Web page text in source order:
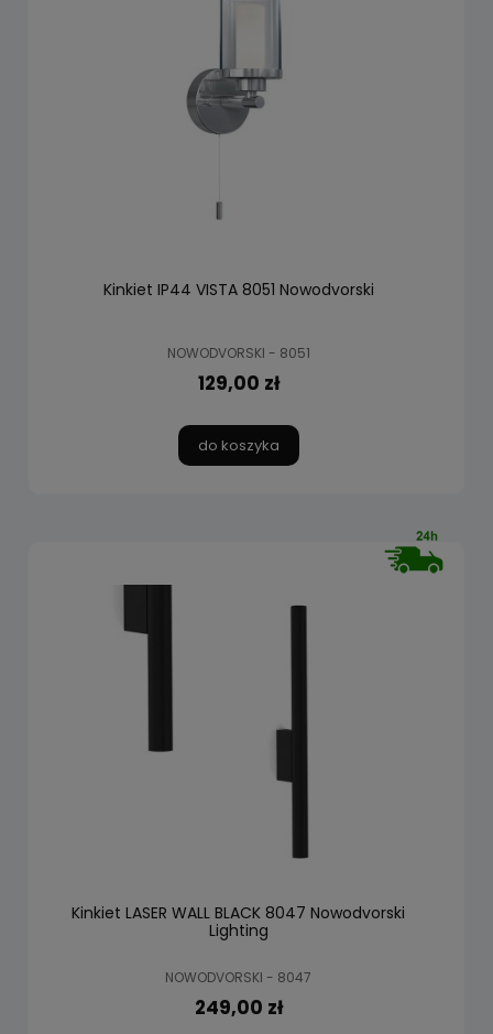
Kinkiet IP44 VISTA 8051 Nowodvorski
NOWODVORSKI - 8051
129,00 zł
do koszyka
Kinkiet LASER WALL BLACK 8047 Nowodvorski
Lighting
NOWODVORSKI - 8047
249,00 zł